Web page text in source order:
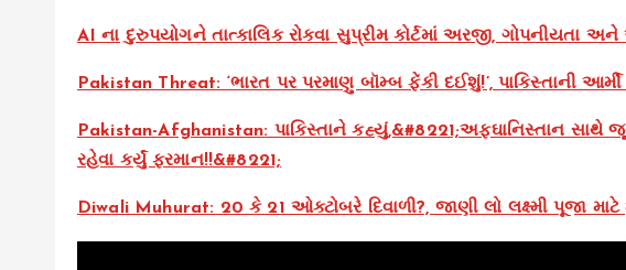
AI ના દુરુપયોગને તાત્કાલિક રોકવા સુપ્રીમ કોર્ટમાં અરજી, ગોપનીયતા અને
Pakistan Threat: ‘ભારત પર પરમાણુ બૉમ્બ ફેંકી દઈશું!’, પાકિસ્તાની
Pakistan-Afghanistan: પાકિસ્તાને કહ્યું,&#8221;અફઘાનિસ્તાન સાથે
રહેવા કર્યું ફરમાન!!&#8221;
Diwali Muhurat: 20 કે 21 ઓક્ટોબરે દિવાળી?, જાણી લો લક્ષ્મી પૂજા